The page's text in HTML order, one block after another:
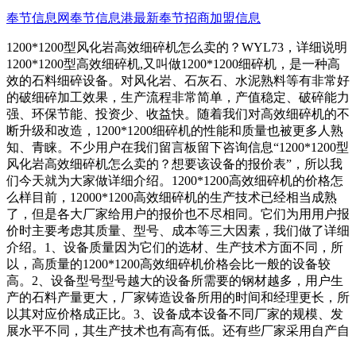
奉节信息网奉节信息港最新奉节招商加盟信息
1200*1200型风化岩高效细碎机怎么卖的？WYL73，详细说明
1200*1200型高效细碎机,又叫做1200*1200细碎机，是一种高
效的石料细碎设备。对风化岩、石灰石、水泥熟料等有非常好
的破细碎加工效果，生产流程非常简单，产值稳定、破碎能力
强、环保节能、投资少、收益快。随着我们对高效细碎机的不
断升级和改造，1200*1200细碎机的性能和质量也被更多人熟
知、青睐。不少用户在我们留言板留下咨询信息“1200*1200型
风化岩高效细碎机怎么卖的？想要该设备的报价表”，所以我
们今天就为大家做详细介绍。1200*1200高效细碎机的价格怎
么样目前，12000*1200高效细碎机的生产技术已经相当成熟
了，但是各大厂家给用户的报价也不尽相同。它们为用用户报
价时主要考虑其质量、型号、成本等三大因素，我们做了详细
介绍。1、设备质量因为它们的选材、生产技术方面不同，所
以，高质量的1200*1200高效细碎机价格会比一般的设备较
高。2、设备型号型号越大的设备所需要的钢材越多，用户生
产的石料产量更大，厂家铸造设备所用的时间和经理更长，所
以其对应价格成正比。3、设备成本设备不同厂家的规模、发
展水平不同，其生产技术也有高有低。还有些厂家采用自产自